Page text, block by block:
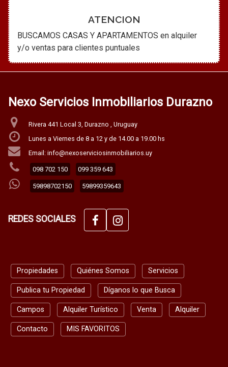
ATENCION
BUSCAMOS CASAS Y APARTAMENTOS en alquiler
y/o ventas para clientes puntuales
Nexo Servicios Inmobiliarios Durazno
Rivera 441 Local 3, Durazno , Uruguay
Lunes a Viernes de 8 a 12 y de 14.00 a 19.00 hs
Email: info@nexoserviciosinmobiliarios.uy
098 702 150 099 359 643
59898702150 59899359643
REDES SOCIALES
Propiedades Quiénes Somos Servicios
Publica tu Propiedad Díganos lo que Busca
Campos Alquiler Turístico Venta Alquiler
Contacto MIS FAVORITOS